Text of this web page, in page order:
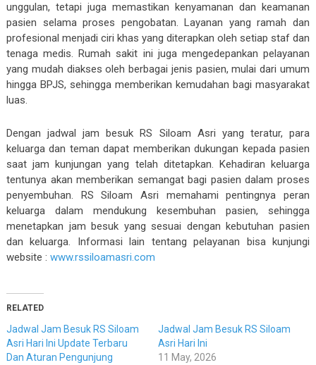
unggulan, tetapi juga memastikan kenyamanan dan keamanan
pasien selama proses pengobatan. Layanan yang ramah dan
profesional menjadi ciri khas yang diterapkan oleh setiap staf dan
tenaga medis. Rumah sakit ini juga mengedepankan pelayanan
yang mudah diakses oleh berbagai jenis pasien, mulai dari umum
hingga BPJS, sehingga memberikan kemudahan bagi masyarakat
luas.
Dengan jadwal jam besuk RS Siloam Asri yang teratur, para
keluarga dan teman dapat memberikan dukungan kepada pasien
saat jam kunjungan yang telah ditetapkan. Kehadiran keluarga
tentunya akan memberikan semangat bagi pasien dalam proses
penyembuhan. RS Siloam Asri memahami pentingnya peran
keluarga dalam mendukung kesembuhan pasien, sehingga
menetapkan jam besuk yang sesuai dengan kebutuhan pasien
dan keluarga. Informasi lain tentang pelayanan bisa kunjungi
website : www.rssiloamasri.com
RELATED
Jadwal Jam Besuk RS Siloam
Asri Hari Ini Update Terbaru
Dan Aturan Pengunjung
Jadwal Jam Besuk RS Siloam
Asri Hari Ini
11 May, 2026